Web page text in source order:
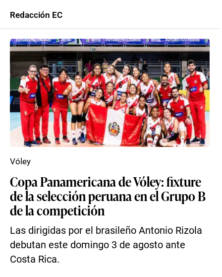
Redacción EC
Copa Panamericana de Vóley: fixture
de la selección peruana en el Grupo B
de la competición
Las dirigidas por el brasileño Antonio Rizola
debutan este domingo 3 de agosto ante
Costa Rica.
Vóley